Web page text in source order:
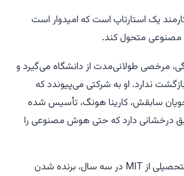
یک استارتاپ است که امیدوار است
مصنوعی متحول کند.
سن ۵۷ سالگی، مرخصی طولانی‌مدت از دانشگاه می‌گیرد و
ندارد. او به شرکتی می‌پیوندد که
سابقش، کارینا هونگ، تأسیس شده
درخشانی دارد که حتی هوش مصنوعی را
هونگ پس از فارغ‌التحصیلی از MIT در سه سال، برنده شدن